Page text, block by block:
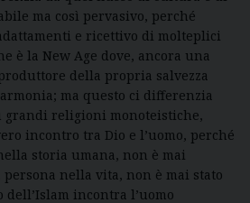
ma così pervasivo, perché
e ricettivo di molteplici
è la New Age dove, ancora una
della propria salvezza
ma questo ci differenzia
grandi religioni monoteistiche,
incontro tra Dio e l’uomo, perché
storia umana, non è mai
nella vita, non è mai stato
dell’Islam incontra l’uomo